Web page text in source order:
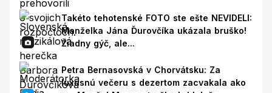
Takéto tehotenské FOTO ste ešte NEVIDELI:
Manželka Jána Ďurovčíka ukázala bruško!
Žiadny gýč, ale...
Petra Bernasovská v Chorvátsku: Za
luxusnú večeru s dezertom zacvakala ako